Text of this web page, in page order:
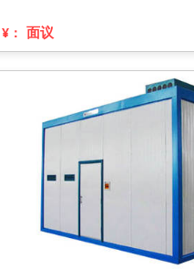
¥： 面议